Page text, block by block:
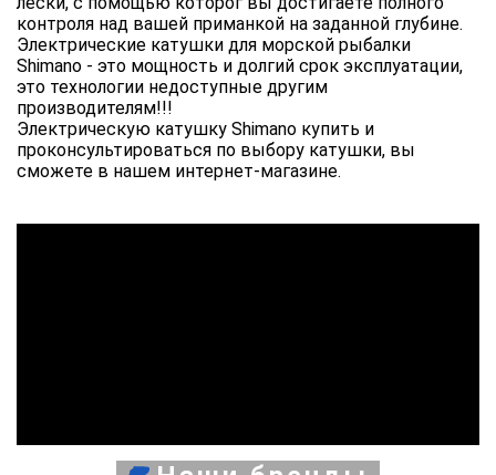
контроля над вашей приманкой на заданной глубине.
Электрические катушки для морской рыбалки
Shimano - это мощность и долгий срок эксплуатации,
это технологии недоступные другим
производителям!!!
Электрическую катушку Shimano купить и
проконсультироваться по выбору катушки, вы
сможете в нашем интернет-магазине.